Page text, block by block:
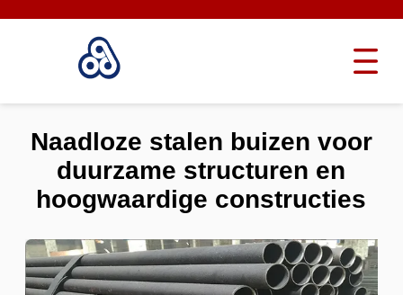
Naadloze stalen buizen voor
duurzame structuren en
hoogwaardige constructies